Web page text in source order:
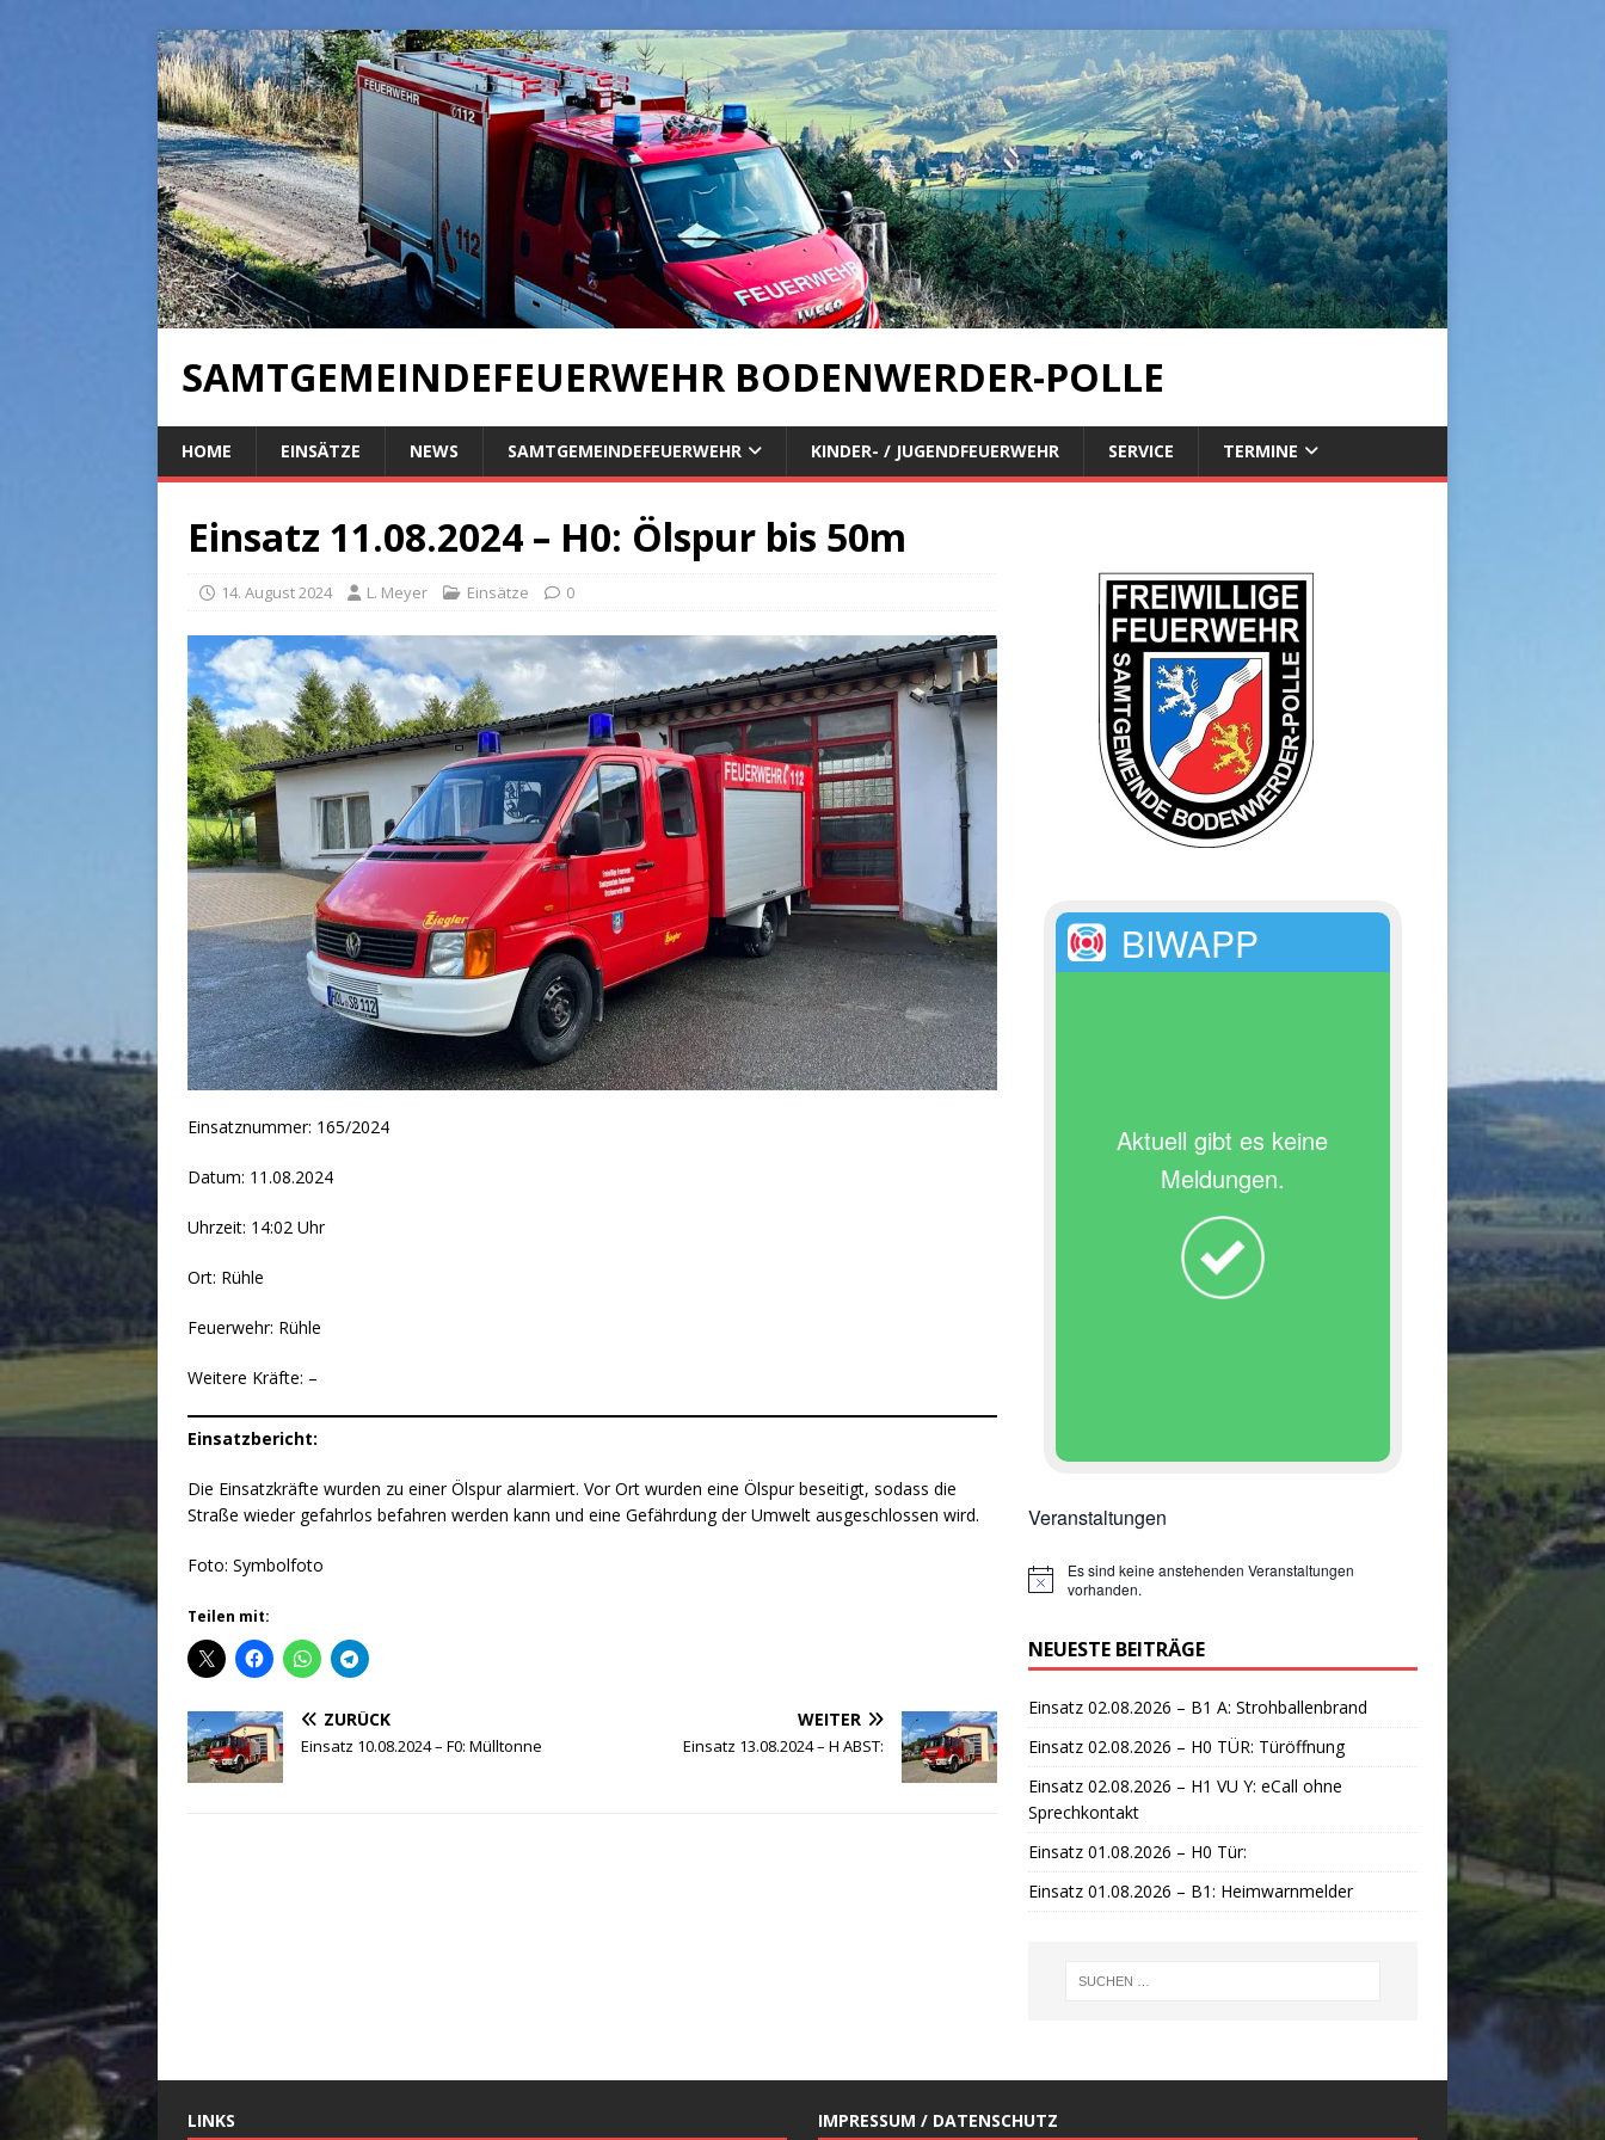
SAMTGEMEINDEFEUERWEHR BODENWERDER-POLLE
HOME EINSÄTZE NEWS SAMTGEMEINDEFEUERWEHR KINDER- / JUGENDFEUERWEHR SERVICE TERMINE
Einsatz 11.08.2024 – H0: Ölspur bis 50m
14. August 2024 L. Meyer Einsätze 0
Einsatznummer: 165/2024
Datum: 11.08.2024
Uhrzeit: 14:02 Uhr
Ort: Rühle
Feuerwehr: Rühle
Weitere Kräfte: –
Einsatzbericht:
Die Einsatzkräfte wurden zu einer Ölspur alarmiert. Vor Ort wurden eine Ölspur beseitigt, sodass die
Straße wieder gefahrlos befahren werden kann und eine Gefährdung der Umwelt ausgeschlossen wird.
Foto: Symbolfoto
Teilen mit:
ZURÜCK
Einsatz 10.08.2024 – F0: Mülltonne
WEITER
Einsatz 13.08.2024 – H ABST:
BIWAPP
Aktuell gibt es keine
Meldungen.
Veranstaltungen
H
w
e
s
Es sind keine anstehenden Veranstaltungen
vorhanden.
NEUESTE BEITRÄGE
Einsatz 02.08.2026 – B1 A: Strohballenbrand
Einsatz 02.08.2026 – H0 TÜR: Türöffnung
Einsatz 02.08.2026 – H1 VU Y: eCall ohne
Sprechkontakt
Einsatz 01.08.2026 – H0 Tür:
Einsatz 01.08.2026 – B1: Heimwarnmelder
LINKS IMPRESSUM / DATENSCHUTZ